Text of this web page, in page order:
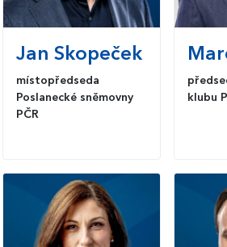
Jan Skopeček
místopředseda
Poslanecké sněmovny
PČR
klubu